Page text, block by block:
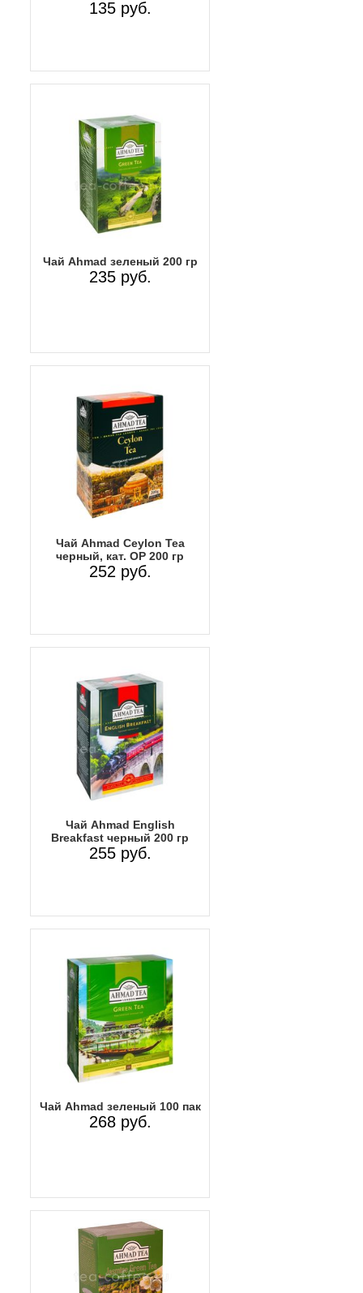
135 руб.
Чай Ahmad зеленый 200 гр
235 руб.
Чай Ahmad Ceylon Tea
черный, кат. ОР 200 гр
252 руб.
Чай Ahmad English
Breakfast черный 200 гр
255 руб.
Чай Ahmad зеленый 100 пак
268 руб.